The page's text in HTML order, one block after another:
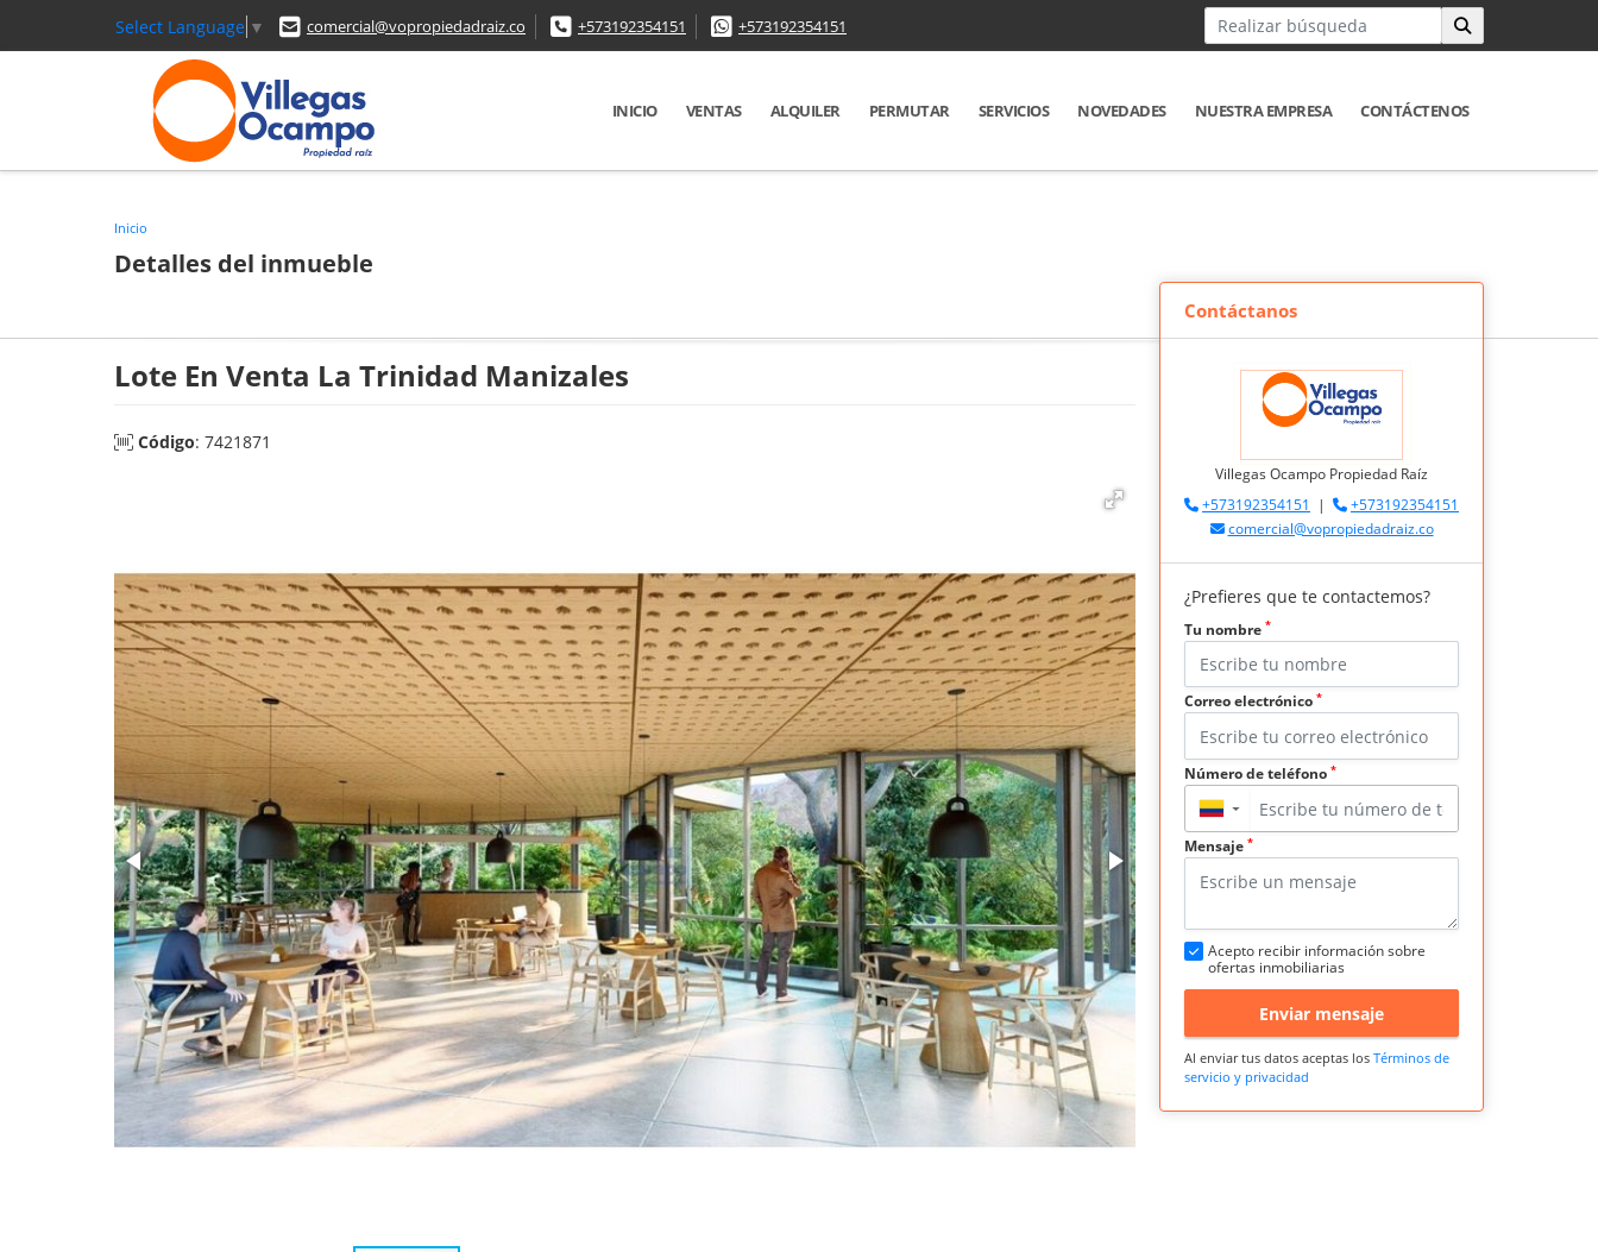
Select Language ▼ comercial@vopropiedadraiz.co +573192354151 +573192354151
INICIO VENTAS ALQUILER PERMUTAR SERVICIOS NOVEDADES NUESTRA EMPRESA CONTÁCTENOS
Inicio
Detalles del inmueble
Lote En Venta La Trinidad Manizales
Código: 7421871
Contáctanos
Villegas Ocampo Propiedad Raíz
+573192354151
|
+573192354151
comercial@vopropiedadraiz.co
¿Prefieres que te contactemos?
Tu nombre *
Correo electrónico *
Número de teléfono *
▼
Mensaje *
Acepto recibir información sobre
ofertas inmobiliarias
Enviar mensaje
Al enviar tus datos aceptas los Términos de
servicio y privacidad